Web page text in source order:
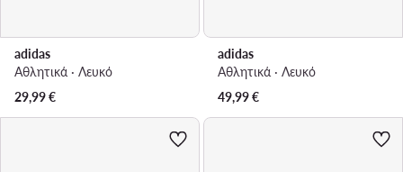
adidas
Αθλητικά · Λευκό
29,99€
adidas
Αθλητικά · Λευκό
49,99€